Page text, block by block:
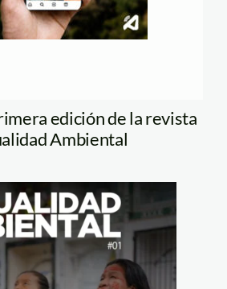
edición de la revista
Ambiental